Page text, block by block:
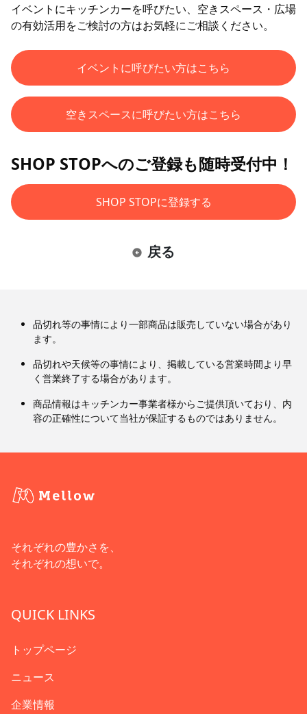
イベントにキッチンカーを呼びたい、空きスペース・広場
の有効活用をご検討の方はお気軽にご相談ください。
イベントに呼びたい方はこちら
空きスペースに呼びたい方はこちら
SHOP STOPへのご登録も随時受付中！
SHOP STOPに登録する
戻る
品切れ等の事情により一部商品は販売していない場合があり
ます。
品切れや天候等の事情により、掲載している営業時間より早
く営業終了する場合があります。
商品情報はキッチンカー事業者様からご提供頂いており、内
容の正確性について当社が保証するものではありません。
それぞれの豊かさを、
それぞれの想いで。
QUICK LINKS
トップページ
ニュース
企業情報